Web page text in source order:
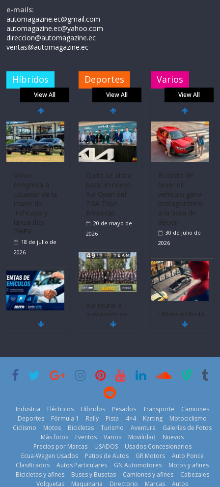
e-mails:
automagazine.ec@gmail.com
automagazine.ec@yahoo.com
direccion@automagazine.ec
ventas@automagazine.ec
Híbridos
View All
Mercado
automotor
nacional cierra
su mejor 1er
semestre en la
historia
11 de julio de
2026
Bosch y
renovable
25 de julio de
Nuevo SUV
Honda ZR-V
Advanced
Deportes
View All
La FEDAK
recibe 12
Sinotruk
Bolden para
cubrir las rutas
de La Vuelta
31 de julio de
Quito se alista
para un nuevo
2026
Kia reúne a
jugadores de
fútbol de todo
el mundo en
‘Kia OMBC
Varios
View All
Ultima película
‘Spider‑Man:
Brand New
Day’ pone en
escena a
BMW
29 de julio de
2026
¿Qué puede
pasar con tu
3 de agosto de
La FEDAK
recibe 12
Sinotruk
Bolden para
Industria Eléctricos Híbridos Pesados Transporte
Camiones
Deportes
Fórmula 1 Rally Pista 4×4 Karting
Motociclismo
Ciclismo
Motos Bicicletas Turismo Aventura
Galerías de Fotos
Más fotos
Eventos Varios Movilidad
Nuevos
Precios por Marcas
USADOS
Usados Concesionarios
Ecua-Wagen Usados
Patios de Autos GR Motors
Auto Ponce
Clasificados
Autos Particulares GN Automotores
Motos y afines
Bicicletas y afines
Buses y Busetas Camiones y afines
Cabezales
Volquetas
Maquinaria Directorio Marcas Autos